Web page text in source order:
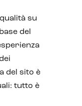
su
del
del sito è
tutto è